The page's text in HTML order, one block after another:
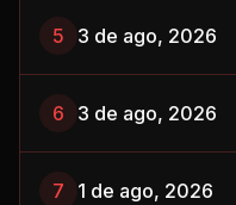
5 3 de ago, 2026
6 3 de ago, 2026
7 1 de ago, 2026